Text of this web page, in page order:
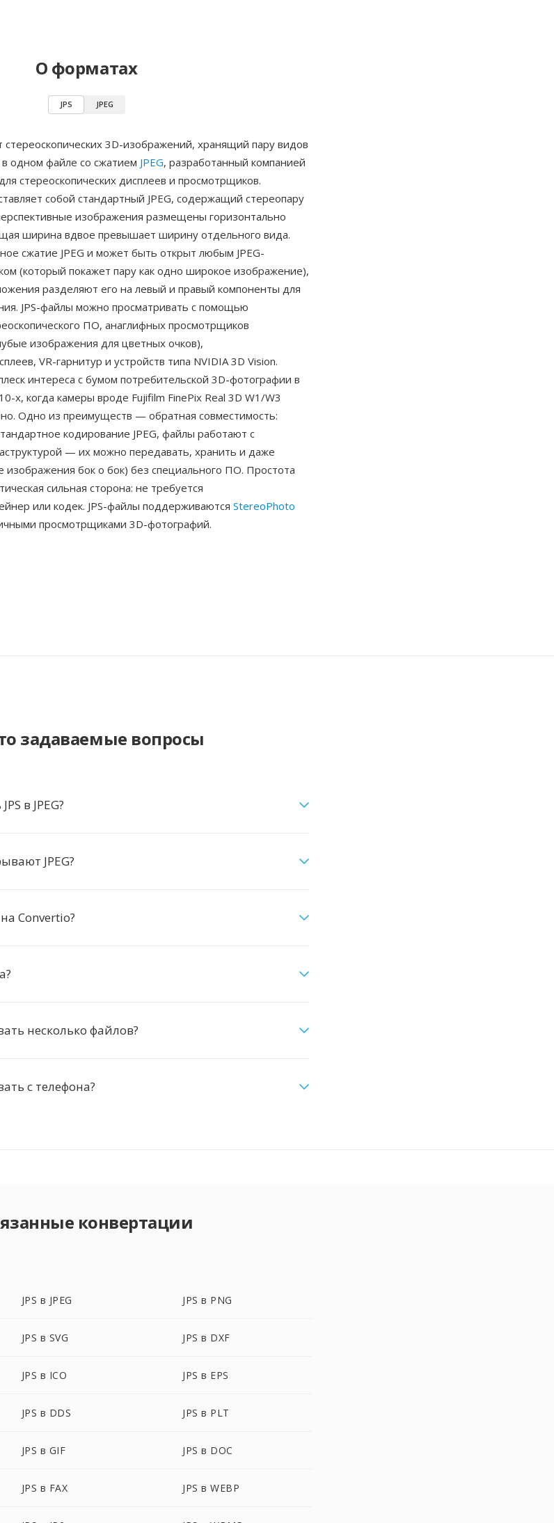
О форматах
JPS JPEG
стереоскопических 3D-изображений, хранящий пару видов
в одном файле со сжатием JPEG, разработанный компанией
стереоскопических дисплеев и просмотрщиков.
собой стандартный JPEG, содержащий стереопару
изображения размещены горизонтально
ширина вдвое превышает ширину отдельного вида.
сжатие JPEG и может быть открыт любым JPEG-
(который покажет пару как одно широкое изображение),
разделяют его на левый и правый компоненты для
JPS-файлы можно просматривать с помощью
ПО, анаглифных просмотрщиков
изображения для цветных очков),
VR-гарнитур и устройств типа NVIDIA 3D Vision.
интереса с бумом потребительской 3D-фотографии в
х, когда камеры вроде Fujifilm FinePix Real 3D W1/W3
Одно из преимуществ — обратная совместимость:
кодирование JPEG, файлы работают с
— их можно передавать, хранить и даже
изображения бок о бок) без специального ПО. Простота
сильная сторона: не требуется
или кодек. JPS-файлы поддерживаются StereoPhoto
просмотрщиками 3D-фотографий.
задаваемые вопросы
в JPEG?
JPEG?
Convertio?
несколько файлов?
с телефона?
конвертации
JPS в JPEG JPS в PNG
JPS в SVG JPS в DXF
JPS в ICO JPS в EPS
JPS в DDS JPS в PLT
JPS в GIF JPS в DOC
JPS в FAX JPS в WEBP